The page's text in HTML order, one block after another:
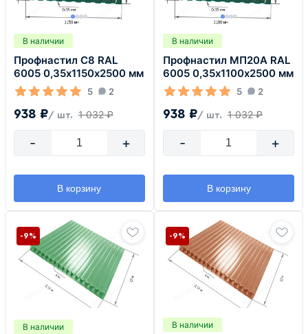
В наличии
Профнастил С8 RAL
6005 0,35х1150х2500 мм
5 2
938 ₽/ шт. 1 032 ₽
- +
В корзину
В наличии
Профнастил МП20А RAL
6005 0,35х1100х2500 мм
5 2
938 ₽/ шт. 1 032 ₽
- +
В корзину
В наличии
-9%
В наличии
-9%